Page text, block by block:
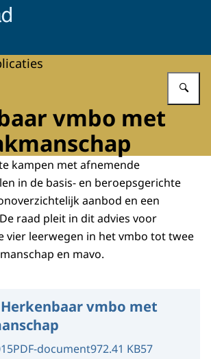
van Onderwijsraad
vmbo met
kampen met afnemende
in de basis- en beroepsgerichte
aanbod en een
raad pleit in dit advies voor
vier leerwegen in het vmbo tot twee
en mavo.
Herkenbaar vmbo met
PDF-document972.41 KB57